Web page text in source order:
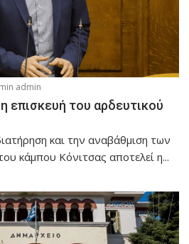
admin
επισκευή του αρδευτικού
και την αναβάθμιση των
κάμπου Κόνιτσας αποτελεί η...